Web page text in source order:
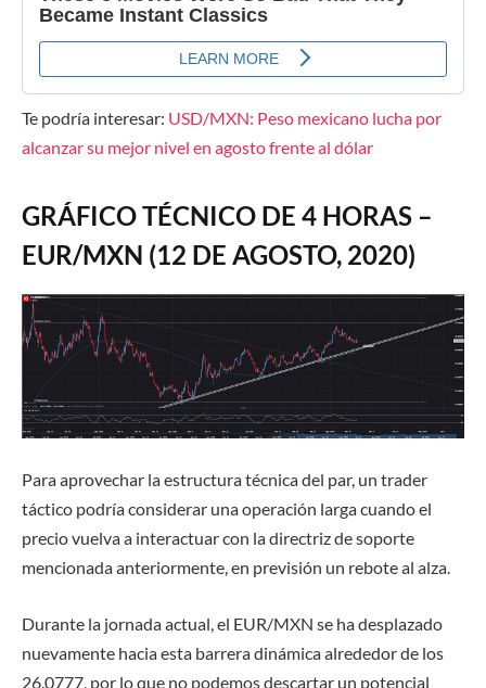
Te podría interesar: USD/MXN: Peso mexicano lucha por
alcanzar su mejor nivel en agosto frente al dólar
GRÁFICO TÉCNICO DE 4 HORAS –
EUR/MXN (12 DE AGOSTO, 2020)
Para aprovechar la estructura técnica del par, un trader
táctico podría considerar una operación larga cuando el
precio vuelva a interactuar con la directriz de soporte
mencionada anteriormente, en previsión un rebote al alza.
Durante la jornada actual, el EUR/MXN se ha desplazado
nuevamente hacia esta barrera dinámica alrededor de los
26.0777, por lo que no podemos descartar un potencial